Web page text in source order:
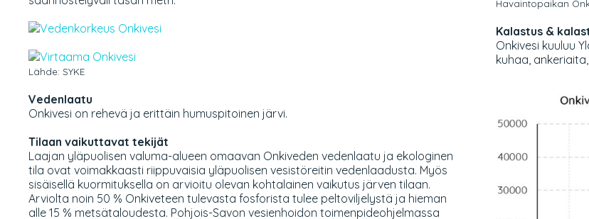
Lähde: SYKE
Vedenlaatu
Onkivesi on rehevä ja erittäin humuspitoinen järvi.
Tilaan vaikuttavat tekijät
Laajan yläpuolisen valuma-alueen omaavan Onkiveden vedenlaatu ja ekologinen
tila ovat voimakkaasti riippuvaisia yläpuolisen vesistöreitin vedenlaadusta. Myös
sisäisellä kuormituksella on arvioitu olevan kohtalainen vaikutus järven tilaan.
Arviolta noin 50 % Onkiveteen tulevasta fosforista tulee peltoviljelystä ja hieman
alle 15 % metsätaloudesta. Pohjois-Savon vesienhoidon toimenpideohjelmassa
Havaintopaikan
Kalastus &
Onkivesi kuuluu
kuhaa,